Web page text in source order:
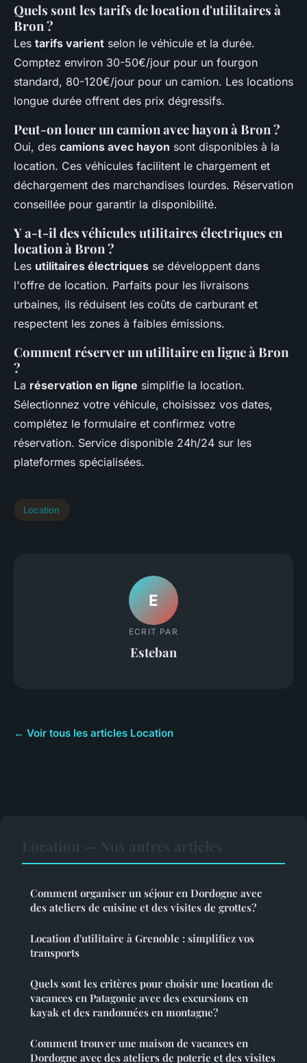
Quels sont les tarifs de location d'utilitaires à
Bron ?
Les tarifs varient selon le véhicule et la durée.
Comptez environ 30-50€/jour pour un fourgon
standard, 80-120€/jour pour un camion. Les locations
longue durée offrent des prix dégressifs.
Peut-on louer un camion avec hayon à Bron ?
Oui, des camions avec hayon sont disponibles à la
location. Ces véhicules facilitent le chargement et
déchargement des marchandises lourdes. Réservation
conseillée pour garantir la disponibilité.
Y a-t-il des véhicules utilitaires électriques en
location à Bron ?
Les utilitaires électriques se développent dans
l'offre de location. Parfaits pour les livraisons
urbaines, ils réduisent les coûts de carburant et
respectent les zones à faibles émissions.
Comment réserver un utilitaire en ligne à Bron
?
La réservation en ligne simplifie la location.
Sélectionnez votre véhicule, choisissez vos dates,
complétez le formulaire et confirmez votre
réservation. Service disponible 24h/24 sur les
plateformes spécialisées.
Location
E
ECRIT PAR
Esteban
← Voir tous les articles Location
Comment organiser un séjour en Dordogne avec
des ateliers de cuisine et des visites de grottes?
Location d'utilitaire à Grenoble : simplifiez vos
transports
Quels sont les critères pour choisir une location de
vacances en Patagonie avec des excursions en
kayak et des randonnées en montagne?
Comment trouver une maison de vacances en
Dordogne avec des ateliers de poterie et des visites